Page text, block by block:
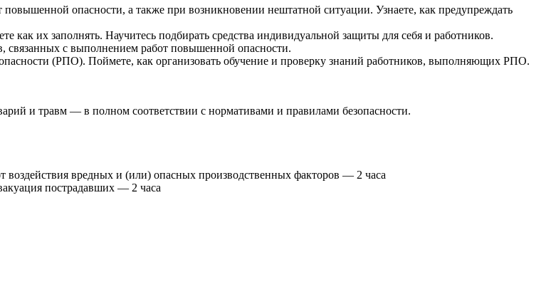
опасности, а также при возникновении нештатной ситуации. Узнаете, как предупреждать
их заполнять. Научитесь подбирать средства индивидуальной защиты для себя и работников.
связанных с выполнением работ повышенной опасности.
(РПО). Поймете, как организовать обучение и проверку знаний работников, выполняющих РПО.
и травм — в полном соответствии с нормативами и правилами безопасности.
вредных и (или) опасных производственных факторов — 2 часа
пострадавших — 2 часа